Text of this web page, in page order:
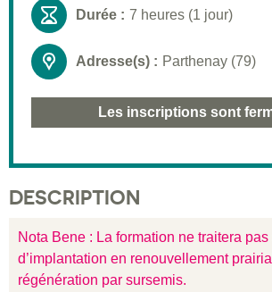
Durée : 7 heures (1 jour)
Adresse(s) : Parthenay (79)
Les inscriptions sont
DESCRIPTION
Nota Bene : La formation ne traitera
d’implantation en renouvellement
régénération par sursemis.